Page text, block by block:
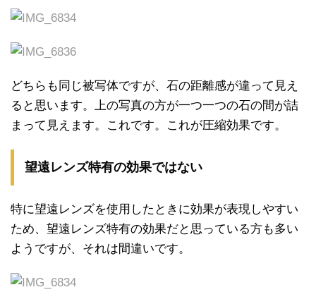
どちらも同じ被写体ですが、石の距離感が違って見え
ると思います。上の写真の方が一つ一つの石の間が詰
まって見えます。これです。これが圧縮効果です。
望遠レンズ特有の効果ではない
特に望遠レンズを使用したときに効果が表現しやすい
ため、望遠レンズ特有の効果だと思っている方も多い
ようですが、それは間違いです。